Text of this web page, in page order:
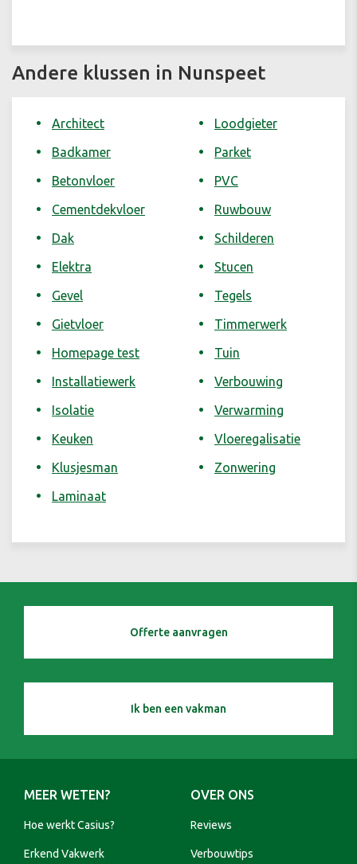
Andere klussen in Nunspeet
Architect
Badkamer
Betonvloer
Cementdekvloer
Dak
Elektra
Gevel
Gietvloer
Homepage test
Installatiewerk
Isolatie
Keuken
Klusjesman
Laminaat
Loodgieter
Parket
PVC
Ruwbouw
Schilderen
Stucen
Tegels
Timmerwerk
Tuin
Verbouwing
Verwarming
Vloeregalisatie
Zonwering
Offerte aanvragen
Ik ben een vakman
MEER WETEN?
Hoe werkt Casius?
Erkend Vakwerk
OVER ONS
Reviews
Verbouwtips